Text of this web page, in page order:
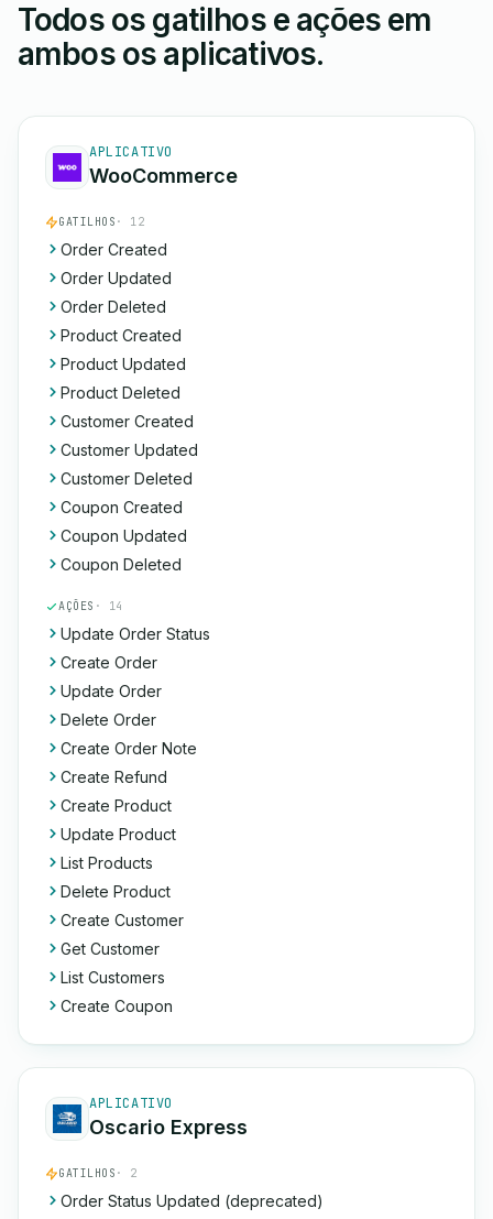
Todos os gatilhos e ações em
ambos os aplicativos.
APLICATIVO
WooCommerce
GATILHOS · 12
Order Created
Order Updated
Order Deleted
Product Created
Product Updated
Product Deleted
Customer Created
Customer Updated
Customer Deleted
Coupon Created
Coupon Updated
Coupon Deleted
AÇÕES · 14
Update Order Status
Create Order
Update Order
Delete Order
Create Order Note
Create Refund
Create Product
Update Product
List Products
Delete Product
Create Customer
Get Customer
List Customers
Create Coupon
APLICATIVO
Oscario Express
GATILHOS · 2
Order Status Updated (deprecated)